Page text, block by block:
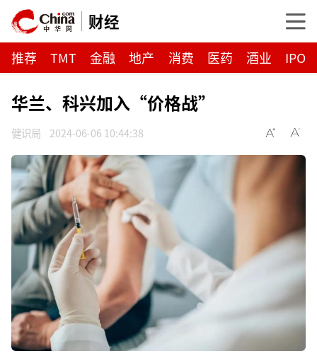
财经
推荐 TMT 金融 地产 消费 医药 酒业 IPO
华兰、科兴加入“价格战”
健识局 2024-06-06 10:44:38